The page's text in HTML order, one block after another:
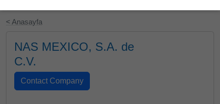
< Anasayfa
NAS MEXICO, S.A. de
C.V.